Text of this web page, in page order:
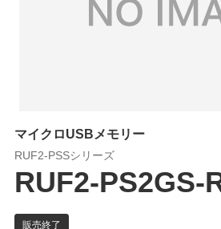
マイクロUSBメモリー
RUF2-PSSシリーズ
RUF2-PS2GS-